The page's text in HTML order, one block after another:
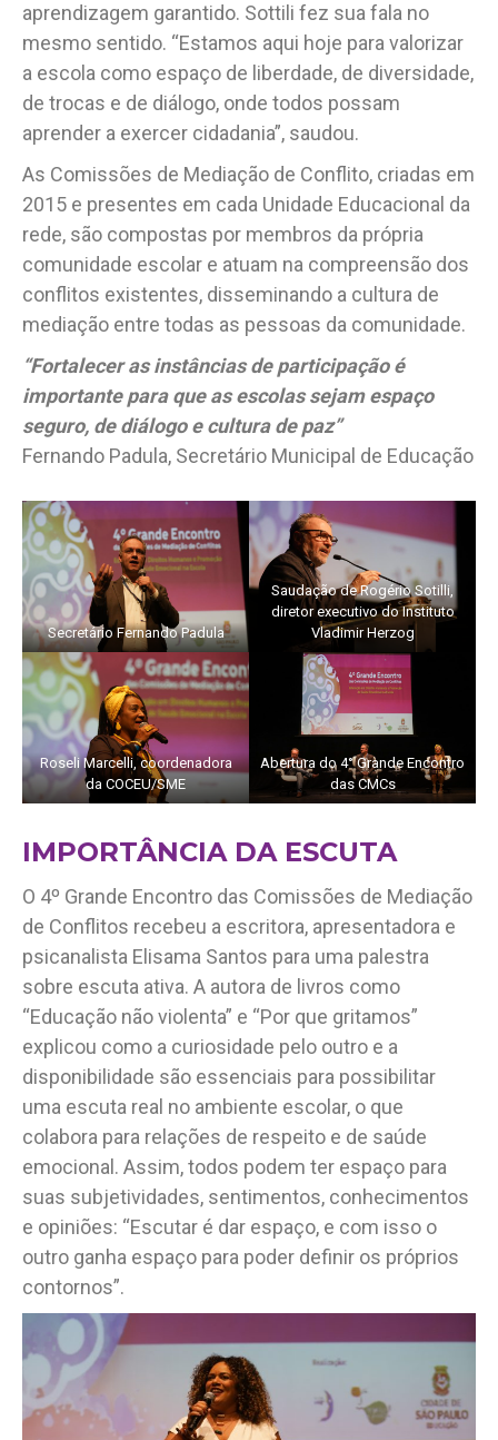
aprendizagem garantido. Sottili fez sua fala no
mesmo sentido. “Estamos aqui hoje para valorizar
a escola como espaço de liberdade, de diversidade,
de trocas e de diálogo, onde todos possam
aprender a exercer cidadania”, saudou.
As Comissões de Mediação de Conflito, criadas em
2015 e presentes em cada Unidade Educacional da
rede, são compostas por membros da própria
comunidade escolar e atuam na compreensão dos
conflitos existentes, disseminando a cultura de
mediação entre todas as pessoas da comunidade.
“Fortalecer as instâncias de participação é
importante para que as escolas sejam espaço
seguro, de diálogo e cultura de paz”
Fernando Padula, Secretário Municipal de Educação
Secretário Fernando Padula
Saudação de Rogério Sotilli,
diretor executivo do Instituto
Vladimir Herzog
Roseli Marcelli, coordenadora
da COCEU/SME
Abertura do 4° Grande Encontro
das CMCs
IMPORTÂNCIA DA ESCUTA
O 4º Grande Encontro das Comissões de Mediação
de Conflitos recebeu a escritora, apresentadora e
psicanalista Elisama Santos para uma palestra
sobre escuta ativa. A autora de livros como
“Educação não violenta” e “Por que gritamos”
explicou como a curiosidade pelo outro e a
disponibilidade são essenciais para possibilitar
uma escuta real no ambiente escolar, o que
colabora para relações de respeito e de saúde
emocional. Assim, todos podem ter espaço para
suas subjetividades, sentimentos, conhecimentos
e opiniões: “Escutar é dar espaço, e com isso o
outro ganha espaço para poder definir os próprios
contornos”.